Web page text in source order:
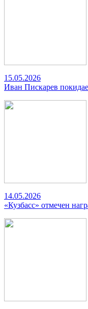
15.05.2026
Иван Пискарев
14.05.2026
«Кузбасс» отмечен